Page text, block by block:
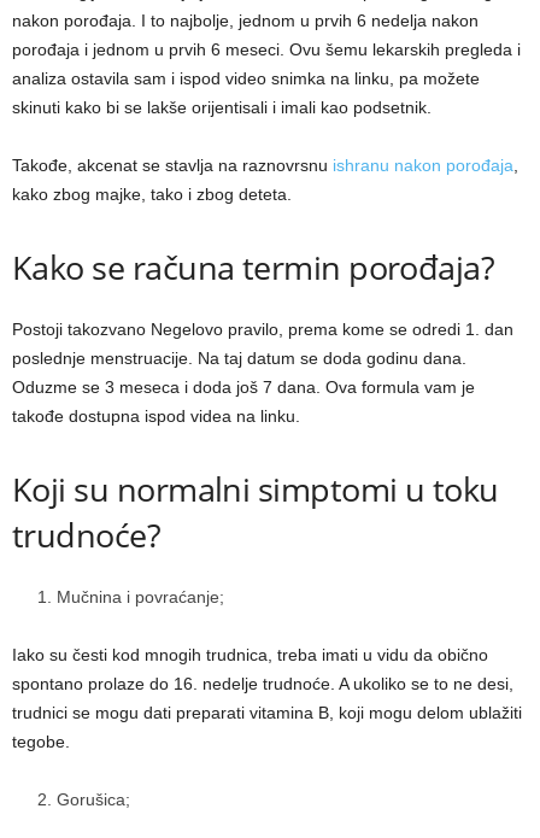
nakon porođaja. I to najbolje, jednom u prvih 6 nedelja nakon
porođaja i jednom u prvih 6 meseci. Ovu šemu lekarskih pregleda i
analiza ostavila sam i ispod video snimka na linku, pa možete
skinuti kako bi se lakše orijentisali i imali kao podsetnik.
Takođe, akcenat se stavlja na raznovrsnu ishranu nakon porođaja
kako zbog majke, tako i zbog deteta.
Kako se računa termin porođaja?
Postoji takozvano Negelovo pravilo, prema kome se odredi 1. dan
poslednje menstruacije. Na taj datum se doda godinu dana.
Oduzme se 3 meseca i doda još 7 dana. Ova formula vam je
takođe dostupna ispod videa na linku.
Koji su normalni simptomi u toku
trudnoće?
Mučnina i povraćanje;
Iako su česti kod mnogih trudnica, treba imati u vidu da obično
spontano prolaze do 16. nedelje trudnoće. A ukoliko se to ne desi,
trudnici se mogu dati preparati vitamina B, koji mogu delom ublažiti
tegobe.
Gorušica;